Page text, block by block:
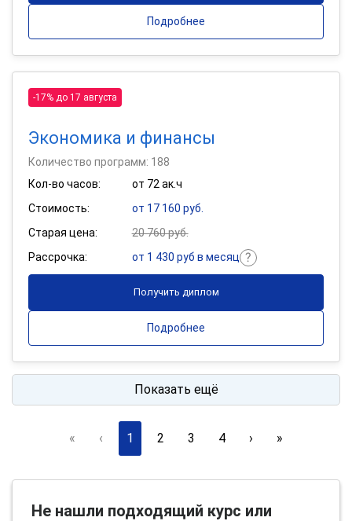
Подробнее
-17% до 17 августа
Экономика и финансы
Количество программ: 188
Кол-во часов:
от 72 ак.ч
Стоимость:
от 17 160 руб.
Старая цена:
20 760 руб.
Рассрочка:
от 1 430 руб в месяц
Получить диплом
Подробнее
Показать ещё
« ‹ 1 2 3 4 › »
Не нашли подходящий курс или